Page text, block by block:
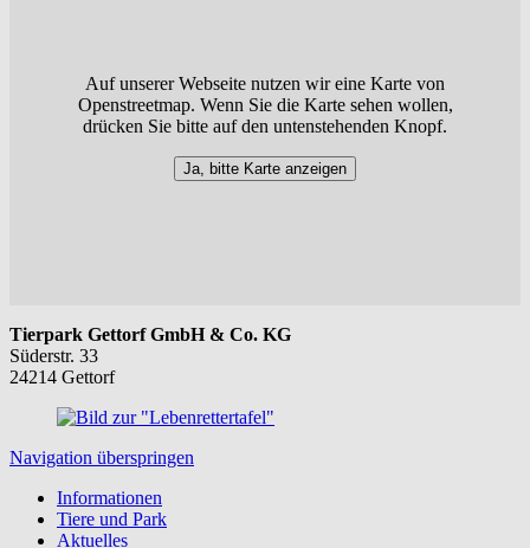
Auf unserer Webseite nutzen wir eine Karte von
Openstreetmap. Wenn Sie die Karte sehen wollen,
drücken Sie bitte auf den untenstehenden Knopf.
Ja, bitte Karte anzeigen
Tierpark Gettorf GmbH & Co. KG
Süderstr. 33
24214 Gettorf
Navigation überspringen
Informationen
Tiere und Park
Aktuelles